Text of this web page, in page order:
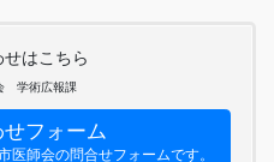
はこちら
学術広報課
フォーム
医師会の問合せフォームです。